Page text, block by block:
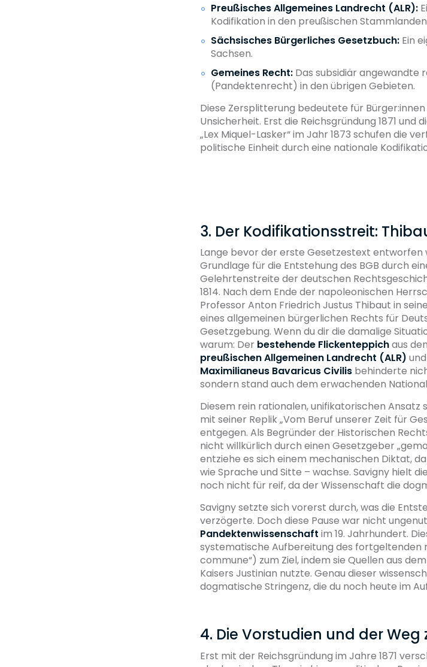
Preußisches Allgemeines Landrecht (ALR):
Kodifikation in den preußischen
Sächsisches Bürgerliches Gesetzbuch:Ein
Sachsen.
Gemeines Recht:Das subsidiär angewandte
(Pandektenrecht) in den übrigen Gebieten.
Diese Zersplitterung bedeutete für
Unsicherheit. Erst die Reichsgründung 1871
„Lex Miquel-Lasker“ im Jahr 1873 schufen die
politische Einheit durch eine nationale
3. Der Kodifikationsstreit:
Lange bevor der erste Gesetzestext entworfen
Grundlage für die Entstehung des BGB durch
Gelehrtenstreite der deutschen
1814. Nach dem Ende der napoleonischen
Professor Anton Friedrich Justus Thibaut in
eines allgemeinen bürgerlichen Rechts für
Gesetzgebung. Wenn du dir die damalige
warum: Der bestehende Flickenteppichaus
preußischen Allgemeinen Landrecht (ALR)
Maximilianeus Bavaricus Civilisbehinderte
sondern stand auch dem erwachenden
Diesem rein rationalen, unifikatorischen Ansatz
mit seiner Replik „Vom Beruf unserer Zeit für
entgegen. Als Begründer der Historischen
nicht willkürlich durch einen Gesetzgeber
entziehe es sich einem mechanischen Diktat,
wie Sprache und Sitte – wachse. Savigny hielt
noch nicht für reif, da der Wissenschaft die
Savigny setzte sich vorerst durch, was die
verzögerte. Doch diese Pause war nicht
Pandektenwissenschaft im 19. Jahrhundert.
systematische Aufbereitung des fortgeltenden
commune“) zum Ziel, indem sie Quellen aus
Kaisers Justinian nutzte. Genau dieser
dogmatische Stringenz, die du noch heute im
4. Die Vorstudien und der Weg
Erst mit der Reichsgründung im Jahre 1871